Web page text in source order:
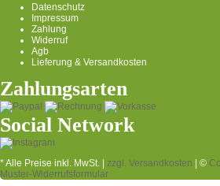
Datenschutz
Impressum
Zahlung
Widerruf
Agb
Lieferung & Versandkosten
Zahlungsarten
Social Network
* Alle Preise inkl. MwSt. | zzgl. Versandkosten | ©
Muster-Widerrufsformular